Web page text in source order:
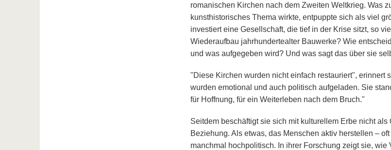
romanischen Kirchen nach dem Zweiten Weltkrieg. Was
kunsthistorisches Thema wirkte, entpuppte sich als viel
investiert eine Gesellschaft, die tief in der Krise sitzt, so
Wiederaufbau jahrhundertealter Bauwerke? Wie
und was aufgegeben wird? Und was sagt das über sie
"Diese Kirchen wurden nicht einfach restauriert", erinnert
wurden emotional und auch politisch aufgeladen. Sie
für Hoffnung, für ein Weiterleben nach dem Bruch."
Seitdem beschäftigt sie sich mit kulturellem Erbe nicht als
Beziehung. Als etwas, das Menschen aktiv herstellen –
manchmal hochpolitisch. In ihrer Forschung zeigt sie, wie